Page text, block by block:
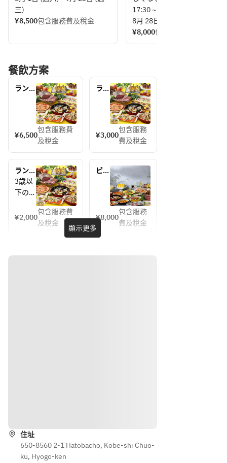
三)
¥8,500包含服務費及稅金
ルオークラ神戸のマスコット
ベア「オルタン」と、
新たに仲間入りした「シア」
が皆様のテーブルへご挨拶に
夏の思い出に、ご家族皆様で
心温まるひとときをお過ごし
ください。
17:30 ~ 19:00
8月 28日 (週五)
¥8,000包含服務費及稅金
餐飲方案
ランチ
盆期
¥6,500
包含服務費
及稅金
ラン
生
【お
盆期
¥3,000
包含服務
費及稅金
ランチ
ブッフ
ェ幼児
上）
3歳以
下のお
【3歳
¥2,000
包含服務費
及稅金
ビア
ブッ
フ
¥8,000
包含服務
費及稅金
顯示更多
住址
650-8560 2-1 Hatobacho, Kobe-shi Chuo-
ku, Hyogo-ken